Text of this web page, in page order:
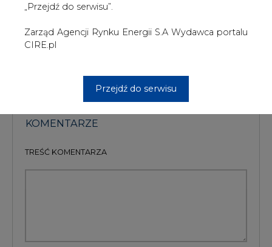
„Przejdź do serwisu”.
Zarząd Agencji Rynku Energii S.A Wydawca portalu
CIRE.pl
Przejdź do serwisu
Artykuł powstał bez wsparcia narzędzi sztucznej inteligencji.
KOMENTARZE
TREŚĆ KOMENTARZA